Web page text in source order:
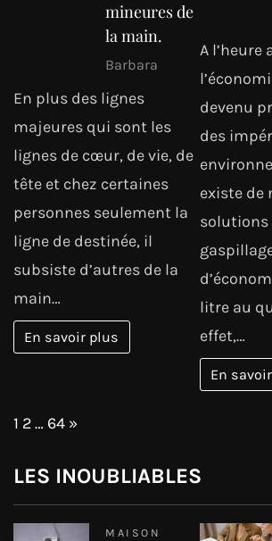
mineures de
la main.
Barbara
En plus des lignes
majeures qui sont les
lignes de cœur, de vie, de
tête et chez certaines
personnes seulement la
ligne de destinée, il
subsiste d’autres de la
main…
En savoir plus
A l’heure
devenu
des
existe de
solutions
litre au
effet,…
En
Page:
1 2… 64 Next
»
LES INOUBLIABLES
MAISON